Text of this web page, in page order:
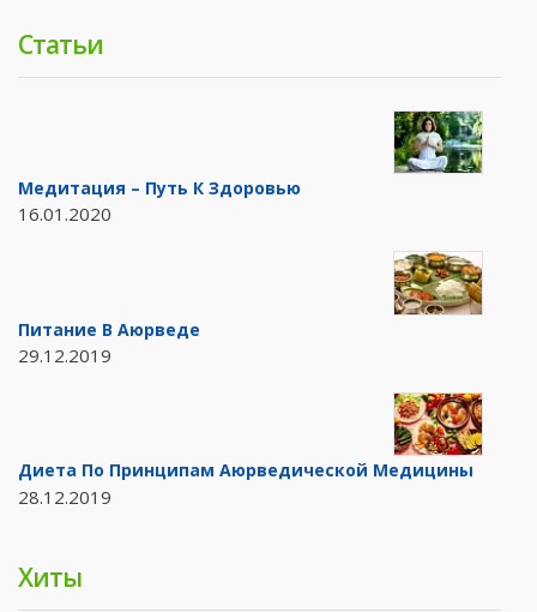
Статьи
Медитация – Путь К Здоровью
16.01.2020
Питание В Аюрведе
29.12.2019
Диета По Принципам Аюрведической Медицины
28.12.2019
Хиты